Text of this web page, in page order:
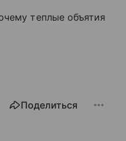
теплые объятия
Поделиться